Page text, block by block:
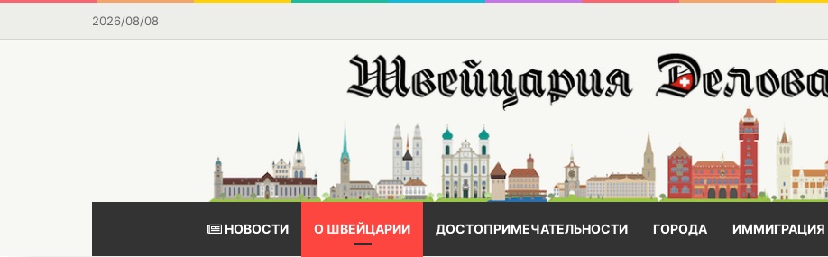
2026/08/08
НОВОСТИ О ШВЕЙЦАРИИ ДОСТОПРИМЕЧАТЕЛЬНОСТИ ГОРОДА ИММИГРАЦИЯ